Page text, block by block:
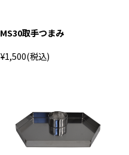
MS30取手つまみ
¥1,500(税込)